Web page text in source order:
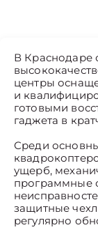
В Краснодаре
центры
и
готовыми
гаджета в
Среди
ущерб,
программные
защитные
регулярно